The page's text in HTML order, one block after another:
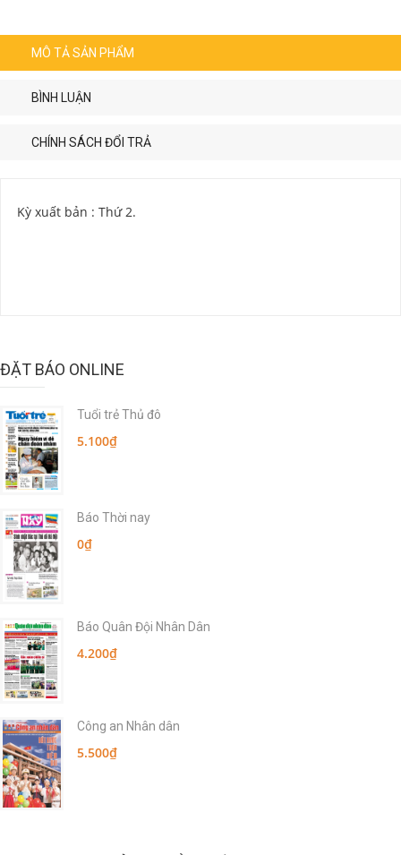
MÔ TẢ SẢN PHẨM
BÌNH LUẬN
CHÍNH SÁCH ĐỔI TRẢ
Kỳ xuất bản : Thứ 2.
ĐẶT BÁO ONLINE
Tuổi trẻ Thủ đô
5.100₫
Báo Thời nay
0₫
Báo Quân Đội Nhân Dân
4.200₫
Công an Nhân dân
5.500₫